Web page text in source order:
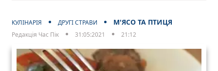
КУЛІНАРІЯ ДРУГІ СТРАВИ М'ЯСО ТА ПТИЦЯ
Редакція Час Пік 31:05:2021 21:12